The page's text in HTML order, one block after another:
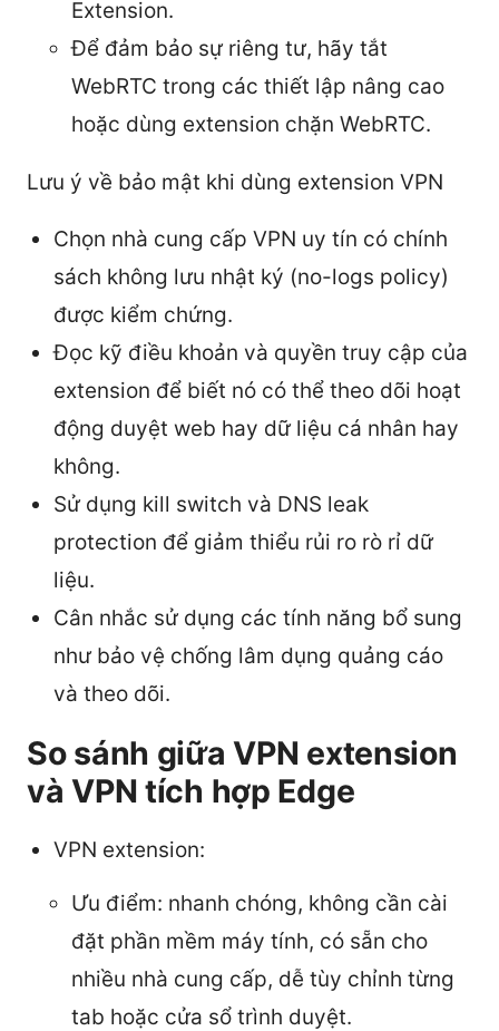
Extension.
Để đảm bảo sự riêng tư, hãy tắt
WebRTC trong các thiết lập nâng cao
hoặc dùng extension chặn WebRTC.
Lưu ý về bảo mật khi dùng extension VPN
Chọn nhà cung cấp VPN uy tín có chính
sách không lưu nhật ký (no-logs policy)
được kiểm chứng.
Đọc kỹ điều khoản và quyền truy cập của
extension để biết nó có thể theo dõi hoạt
động duyệt web hay dữ liệu cá nhân hay
không.
Sử dụng kill switch và DNS leak
protection để giảm thiểu rủi ro rò rỉ dữ
liệu.
Cân nhắc sử dụng các tính năng bổ sung
như bảo vệ chống lâm dụng quảng cáo
và theo dõi.
So sánh giữa VPN extension
và VPN tích hợp Edge
VPN extension:
Ưu điểm: nhanh chóng, không cần cài
đặt phần mềm máy tính, có sẵn cho
nhiều nhà cung cấp, dễ tùy chỉnh từng
tab hoặc cửa sổ trình duyệt.